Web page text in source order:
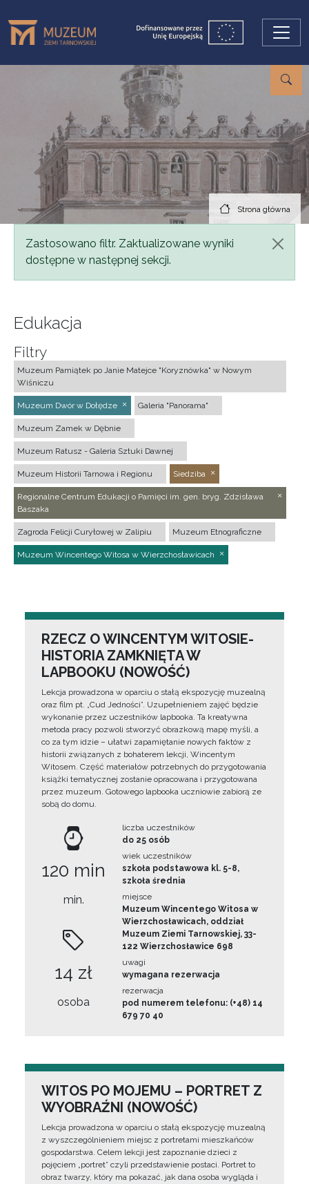
Strona główna
Komunikat
Zastosowano filtr. Zaktualizowane wyniki
dostępne w następnej sekcji.
Edukacja
Filtry
Muzeum Pamiątek po Janie Matejce "Koryznówka" w Nowym
Wiśniczu
Muzeum Dwór w Dołędze Galeria "Panorama"
Muzeum Zamek w Dębnie
Muzeum Ratusz - Galeria Sztuki Dawnej
Muzeum Historii Tarnowa i Regionu Siedziba
Regionalne Centrum Edukacji o Pamięci im. gen. bryg. Zdzisława
Baszaka
Zagroda Felicji Curyłowej w Zalipiu Muzeum Etnograficzne
Muzeum Wincentego Witosa w Wierzchosławicach
RZECZ O WINCENTYM WITOSIE-
HISTORIA ZAMKNIĘTA W
LAPBOOKU (NOWOŚĆ)
Lekcja prowadzona w oparciu o stałą ekspozycję muzealną
oraz film pt. „Cud Jedności”. Uzupełnieniem zajęć będzie
wykonanie przez uczestników lapbooka. Ta kreatywna
metoda pracy pozwoli stworzyć obrazkową mapę myśli, a
co za tym idzie – ułatwi zapamiętanie nowych faktów z
historii związanych z bohaterem lekcji, Wincentym
Witosem. Część materiałów potrzebnych do przygotowania
książki tematycznej zostanie opracowana i przygotowana
przez muzeum. Gotowego lapbooka uczniowie zabiorą ze
sobą do domu.
120 min
min.
14 zł
osoba
liczba uczestników
do 25 osób
wiek uczestników
szkoła podstawowa kl. 5-8,
szkoła średnia
miejsce
Muzeum Wincentego Witosa w
Wierzchosławicach, oddział
Muzeum Ziemi Tarnowskiej, 33-
122 Wierzchosławice 698
uwagi
wymagana rezerwacja
rezerwacja
pod numerem telefonu: (+48) 14
679 70 40
WITOS PO MOJEMU – PORTRET Z
WYOBRAŹNI (NOWOŚĆ)
Lekcja prowadzona w oparciu o stałą ekspozycję muzealną
z wyszczególnieniem miejsc z portretami mieszkańców
gospodarstwa. Celem lekcji jest zapoznanie dzieci z
pojęciem „portret” czyli przedstawienie postaci. Portret to
obraz twarzy, który ma pokazać, jak dana osoba wygląda i